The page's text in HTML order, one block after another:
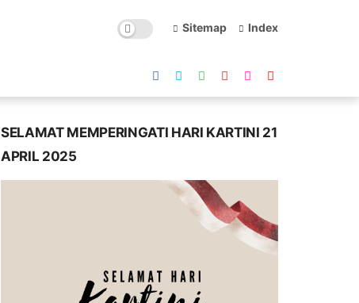
Sitemap Index
SELAMAT MEMPERINGATI HARI KARTINI 21
APRIL 2025